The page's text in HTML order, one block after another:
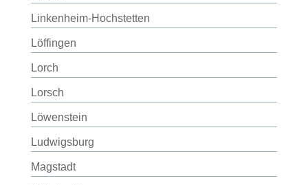
Linkenheim-Hochstetten
Löffingen
Lorch
Lorsch
Löwenstein
Ludwigsburg
Magstadt